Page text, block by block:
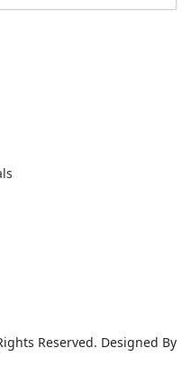
Reserved. Designed By